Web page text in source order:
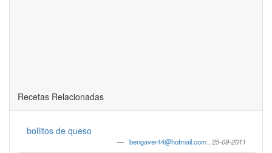
Recetas Relacionadas
bollitos de queso
bengaver44@hotmail.com 25-09-2011